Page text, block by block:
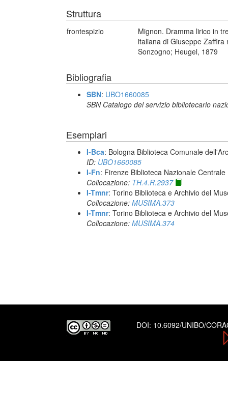
Struttura
frontespizio
Mignon. Dramma lirico in
italiana di Giuseppe
Sonzogno; Heugel, 1879
Bibliografia
SBN: UBO1660085
SBN Catalogo del servizio bibliotecario
Esemplari
I-Bca: Bologna Biblioteca Comunale
ID: UBO1660085
I-Fn: Firenze Biblioteca Nazionale Centrale
Collocazione: TH.4.R.2937
I-Tmnr: Torino Biblioteca e Archivio del
Collocazione: MUSIMA.373
I-Tmnr: Torino Biblioteca e Archivio del
Collocazione: MUSIMA.374
DOI: 10.6092/UNIBO/